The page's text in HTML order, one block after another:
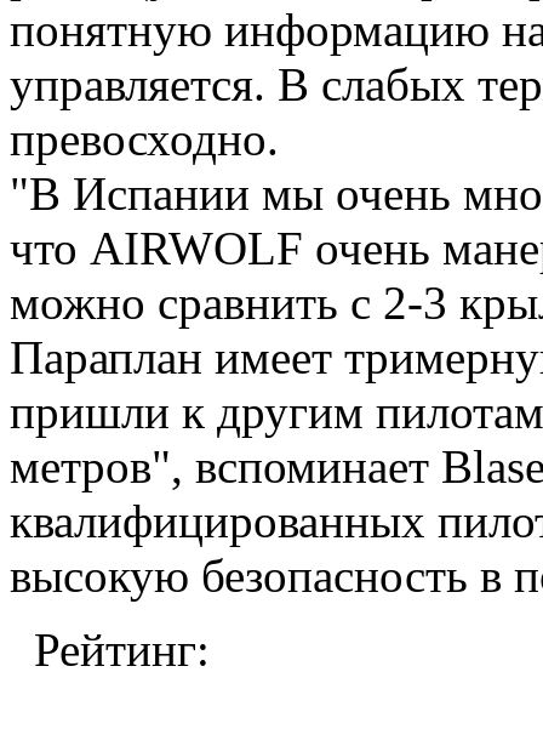
понятную информацию
управляется. В слабых
превосходно.
"В Испании мы очень
что AIRWOLF очень
можно сравнить с 2-3
Параплан имеет
пришли к другим
метров", вспоминает
квалифицированных
высокую безопасность в
Рейтинг: